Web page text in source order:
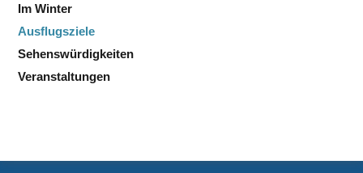
Im Winter
Ausflugsziele
Sehenswürdigkeiten
Veranstaltungen